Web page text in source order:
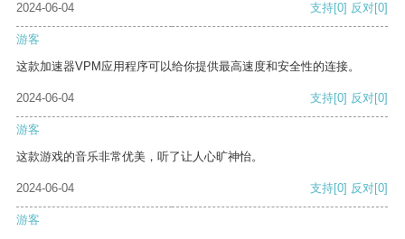
2024-06-04 支持[0] 反对[0]
游客
这款加速器VPM应用程序可以给你提供最高速度和安全性的连接。
2024-06-04 支持[0] 反对[0]
游客
这款游戏的音乐非常优美，听了让人心旷神怡。
2024-06-04 支持[0] 反对[0]
游客